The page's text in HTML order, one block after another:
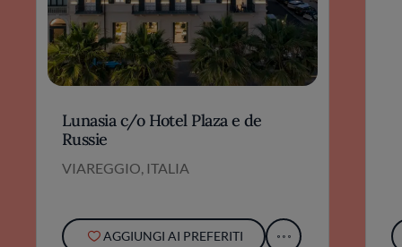
Lunasia c/o Hotel Plaza e de
Russie
VIAREGGIO, ITALIA
AGGIUNGI AI PREFERITI